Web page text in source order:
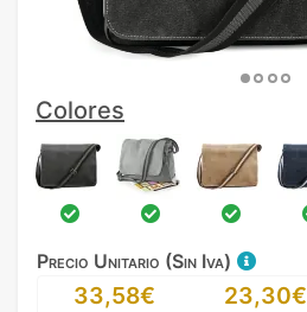
Colores
Precio Unitario (Sin Iva)
33,58€ 23,30€